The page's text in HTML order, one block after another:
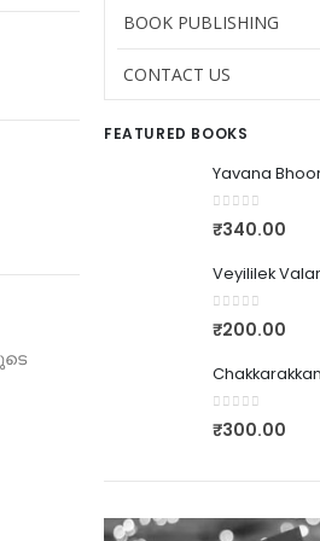
BOOK PUBLISHING
CONTACT US
FEATURED BOOKS
Verukal
0out of 5
₹340.00
Veyililek
0out of 5
₹200.00
0out of 5
₹300.00